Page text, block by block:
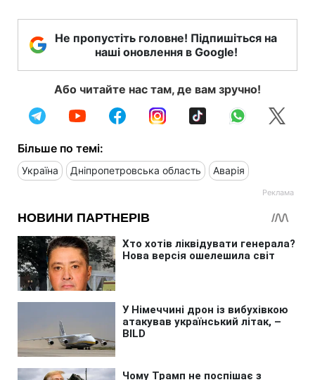
Не пропустіть головне! Підпишіться на
наші оновлення в Google!
Або читайте нас там, де вам зручно!
Більше по темі:
Україна Дніпропетровська область Аварія